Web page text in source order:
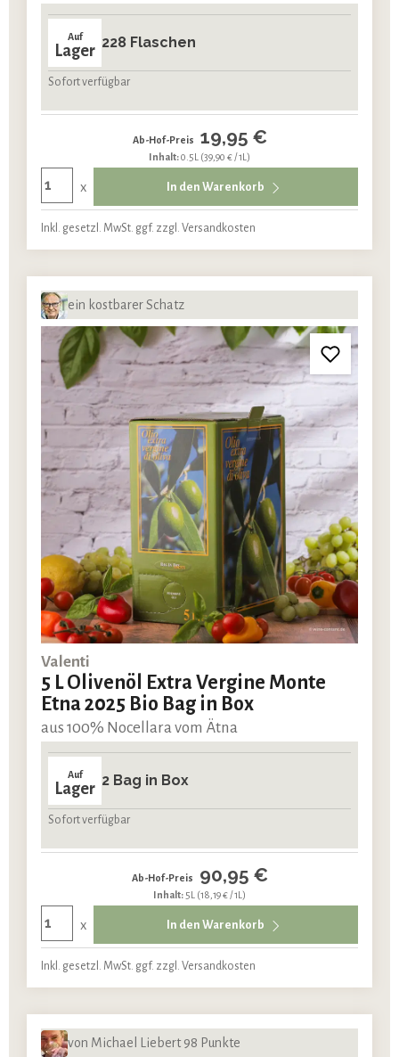
Auf
Lager 228 Flaschen
Sofort verfügbar
Ab-Hof-Preis 19,95 €
Inhalt:0.5L (39,90 € / 1L)
x In den Warenkorb
Inkl. gesetzl. MwSt. ggf. zzgl. Versandkosten
ein kostbarer Schatz
Valenti
5 L Olivenöl Extra Vergine Monte
Etna 2025 Bio Bag in Box
aus 100% Nocellara vom Ätna
Auf
Lager 2 Bag in Box
Sofort verfügbar
Ab-Hof-Preis 90,95 €
Inhalt: 5L (18,19 € / 1L)
x In den Warenkorb
Inkl. gesetzl. MwSt. ggf. zzgl. Versandkosten
von Michael Liebert 98 Punkte